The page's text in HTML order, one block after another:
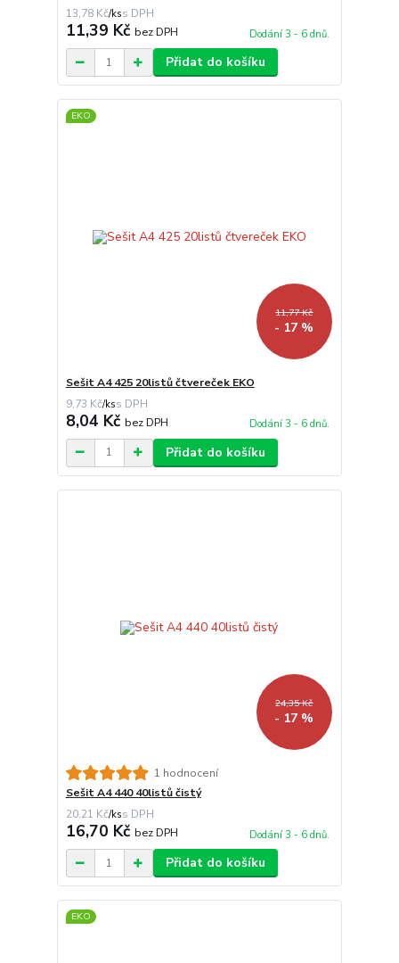
13,78 Kč/ks
11,39 Kč bez DPH Dodání 3 - 6 dnů.
Přidat do košíku
EKO
11,77 Kč
- 17 %
Sešit A4 425 20listů čtvereček EKO
9,73 Kč/ks
8,04 Kč bez DPH Dodání 3 - 6 dnů.
Přidat do košíku
24,35 Kč
- 17 %
1 hodnocení
Sešit A4 440 40listů čistý
20,21 Kč/ks
16,70 Kč bez DPH Dodání 3 - 6 dnů.
Přidat do košíku
EKO